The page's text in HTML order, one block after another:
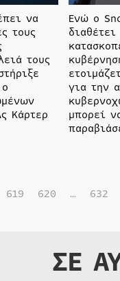
να
τους
τους
Κάρτερ
Ενώ ο
για την
μπορεί
619 620 … 632
ΣΕ